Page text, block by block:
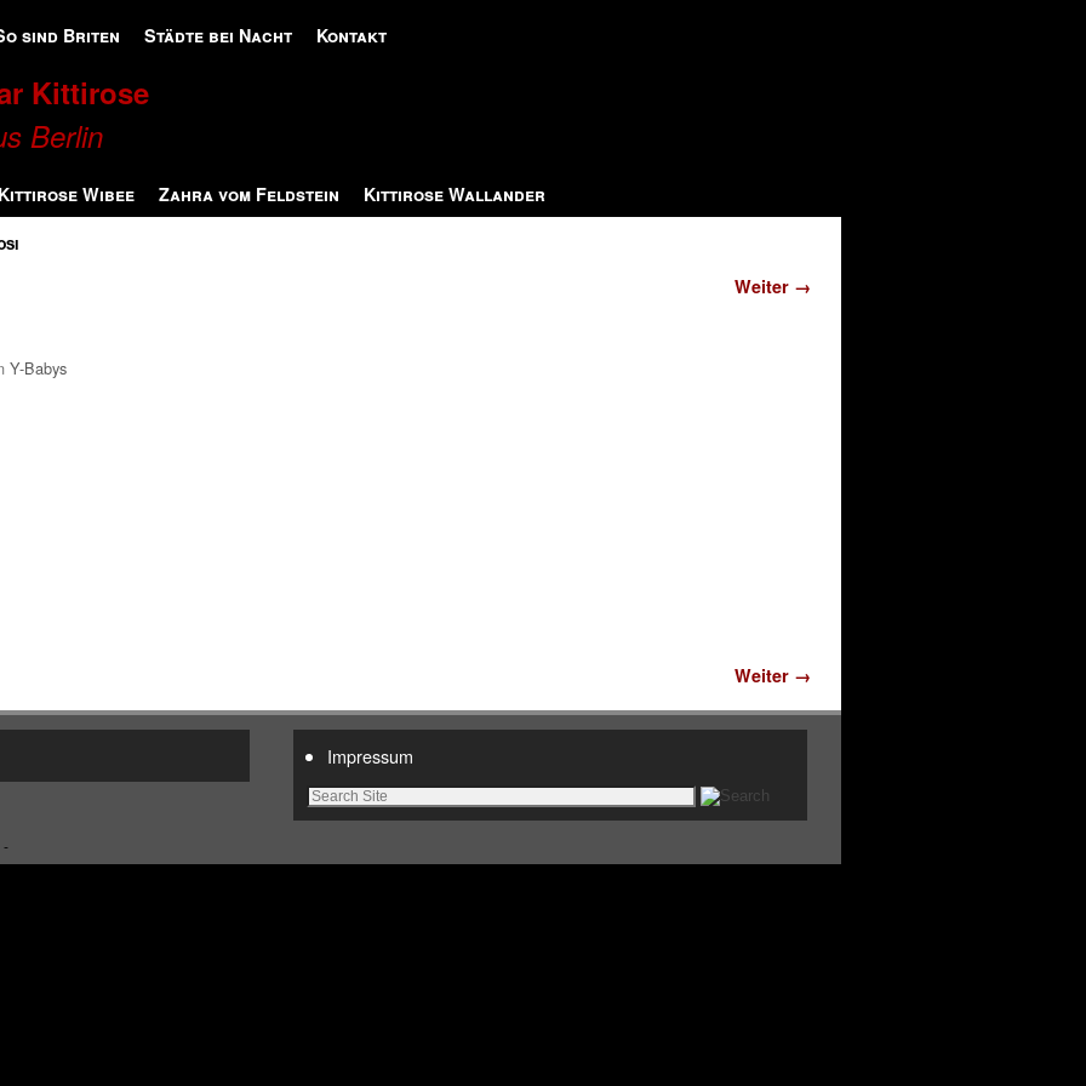
sind Briten Städte bei Nacht Kontakt
Kittirose
Berlin
Kittirose Wibee Zahra vom Feldstein Kittirose Wallander
Weiter →
Y-Babys
Weiter →
Impressum
-